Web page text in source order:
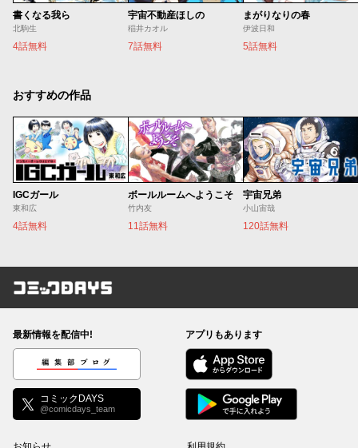
書くなる我ら
北駒生
4話無料
宇宙不動産ほしの
稲井カオル
7話無料
まがりなりの春
伊波日和
5話無料
おすすめの作品
IGCガール
東和広
4話無料
ボールルームへようこそ
竹内友
11話無料
宇宙兄弟
小山宙哉
120話無料
コミックDAYS
最新情報を配信中!
編集部ブログ
コミックDAYS
@comicdays_team
アプリもあります